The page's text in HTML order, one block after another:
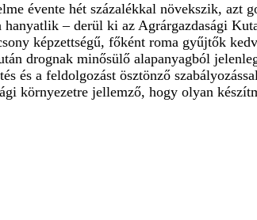
évente hét százalékkal növekszik,
hanyatlik – derül ki az Agrárgazdasági
képzettségű, főként roma gyűjtők
drognak minősülő alapanyagból
és a feldolgozást ösztönző
környezetre jellemző, hogy olyan